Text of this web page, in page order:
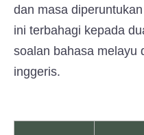
dan masa
ini terbahagi kepada
soalan bahasa melayu
inggeris.